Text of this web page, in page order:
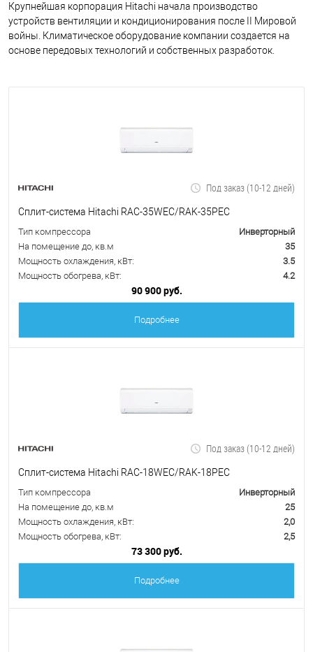
Крупнейшая корпорация Hitachi начала производство
устройств вентиляции и кондиционирования после II Мировой
войны. Климатическое оборудование компании создается на
основе передовых технологий и собственных разработок.
Под заказ (10-12 дней)
Сплит-система Hitachi RAC-35WEC/RAK-35PEC
Тип компрессора
Инверторный
На помещение до, кв.м
35
Мощность охлаждения, кВт:
3.5
Мощность обогрева, кВт:
4.2
90 900 руб.
Подробнее
Под заказ (10-12 дней)
Сплит-система Hitachi RAC-18WEC/RAK-18PEC
Тип компрессора
Инверторный
На помещение до, кв.м
25
Мощность охлаждения, кВт:
2,0
Мощность обогрева, кВт:
2,5
73 300 руб.
Подробнее